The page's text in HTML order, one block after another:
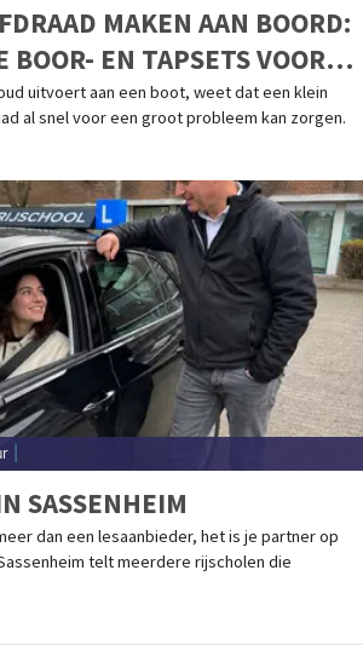
MAKEN AAN BOORD:
BOOR- EN TAPSETS VOOR
uitvoert aan een boot, weet dat een klein
al snel voor een groot probleem kan zorgen.
SASSENHEIM
dan een lesaanbieder, het is je partner op
telt meerdere rijscholen die